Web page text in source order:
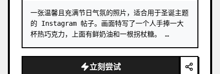
一张温馨且充满节日气氛的照片，适合用于圣诞主题
的 Instagram 帖子。画面特写了一个人手捧一大
杯热巧克力，上面有鲜奶油和一根拐杖糖。 …
立刻尝试